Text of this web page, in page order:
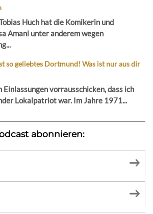
Huch hat die Komikerin und
Amani unter anderem wegen
so geliebtes Dortmund! Was ist nur aus dir
Einlassungen vorrausschicken, dass ich
Lokalpatriot war. Im Jahre 1971...
abonnieren: